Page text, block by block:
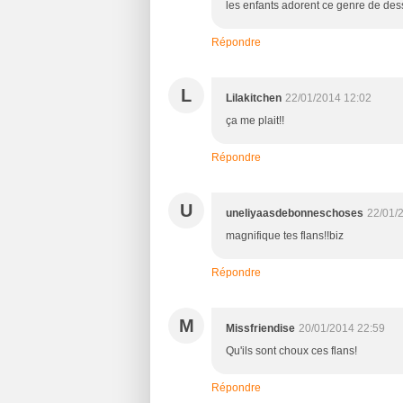
les enfants adorent ce genre de
Répondre
L Lilakitchen 22/01/2014 12:02
ça me plait!!
Répondre
U uneliyaasdebonneschoses 22/01/
magnifique tes flans!!biz
Répondre
M Missfriendise 20/01/2014 22:59
Qu'ils sont choux ces flans!
Répondre